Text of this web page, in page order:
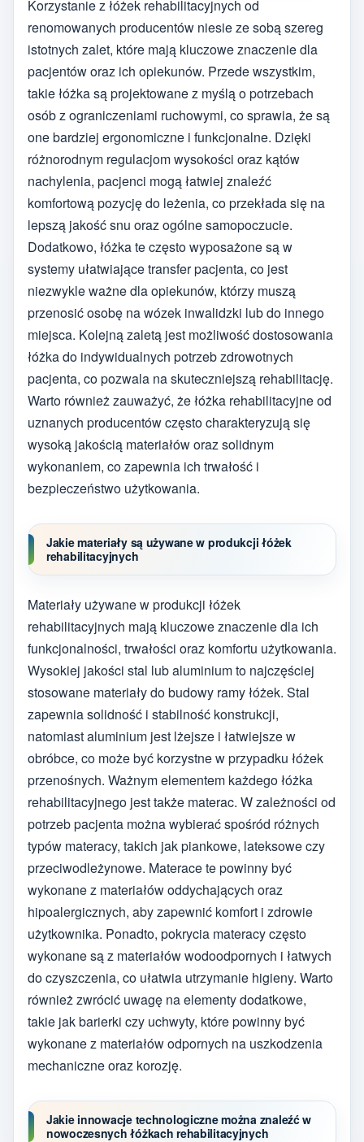
Korzystanie z łóżek rehabilitacyjnych od
renomowanych producentów niesie ze sobą szereg
istotnych zalet, które mają kluczowe znaczenie dla
pacjentów oraz ich opiekunów. Przede wszystkim,
takie łóżka są projektowane z myślą o potrzebach
osób z ograniczeniami ruchowymi, co sprawia, że są
one bardziej ergonomiczne i funkcjonalne. Dzięki
różnorodnym regulacjom wysokości oraz kątów
nachylenia, pacjenci mogą łatwiej znaleźć
komfortową pozycję do leżenia, co przekłada się na
lepszą jakość snu oraz ogólne samopoczucie.
Dodatkowo, łóżka te często wyposażone są w
systemy ułatwiające transfer pacjenta, co jest
niezwykle ważne dla opiekunów, którzy muszą
przenosić osobę na wózek inwalidzki lub do innego
miejsca. Kolejną zaletą jest możliwość dostosowania
łóżka do indywidualnych potrzeb zdrowotnych
pacjenta, co pozwala na skuteczniejszą rehabilitację.
Warto również zauważyć, że łóżka rehabilitacyjne od
uznanych producentów często charakteryzują się
wysoką jakością materiałów oraz solidnym
wykonaniem, co zapewnia ich trwałość i
bezpieczeństwo użytkowania.
Jakie materiały są używane w produkcji łóżek
rehabilitacyjnych
Materiały używane w produkcji łóżek
rehabilitacyjnych mają kluczowe znaczenie dla ich
funkcjonalności, trwałości oraz komfortu użytkowania.
Wysokiej jakości stal lub aluminium to najczęściej
stosowane materiały do budowy ramy łóżek. Stal
zapewnia solidność i stabilność konstrukcji,
natomiast aluminium jest lżejsze i łatwiejsze w
obróbce, co może być korzystne w przypadku łóżek
przenośnych. Ważnym elementem każdego łóżka
rehabilitacyjnego jest także materac. W zależności od
potrzeb pacjenta można wybierać spośród różnych
typów materacy, takich jak piankowe, lateksowe czy
przeciwodleżynowe. Materace te powinny być
wykonane z materiałów oddychających oraz
hipoalergicznych, aby zapewnić komfort i zdrowie
użytkownika. Ponadto, pokrycia materacy często
wykonane są z materiałów wodoodpornych i łatwych
do czyszczenia, co ułatwia utrzymanie higieny. Warto
również zwrócić uwagę na elementy dodatkowe,
takie jak barierki czy uchwyty, które powinny być
wykonane z materiałów odpornych na uszkodzenia
mechaniczne oraz korozję.
Jakie innowacje technologiczne można znaleźć w
nowoczesnych łóżkach rehabilitacyjnych